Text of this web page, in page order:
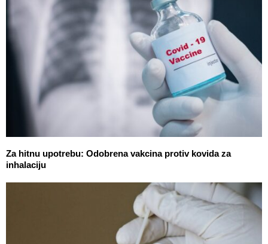
Za hitnu upotrebu: Odobrena vakcina protiv kovida za
inhalaciju